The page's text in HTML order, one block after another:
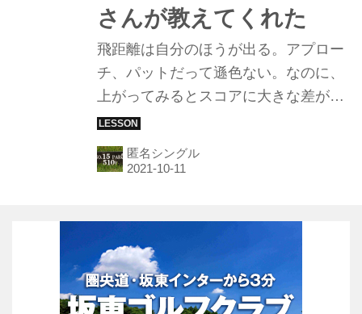
さんが教えてくれた
飛距離は自分のほうが出る。アプロー
チ、パットだって遜色ない。なのに、
上がってみるとスコアに大きな差がつ
いている……。上級者と一般ゴルファ
ーを分かつものは一体なんなのか？ 関
東在住匿名5下シングルさんが教えて
匿名シングル